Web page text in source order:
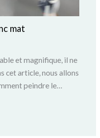
mat
et magnifique, il ne
cet article, nous allons
peindre le…